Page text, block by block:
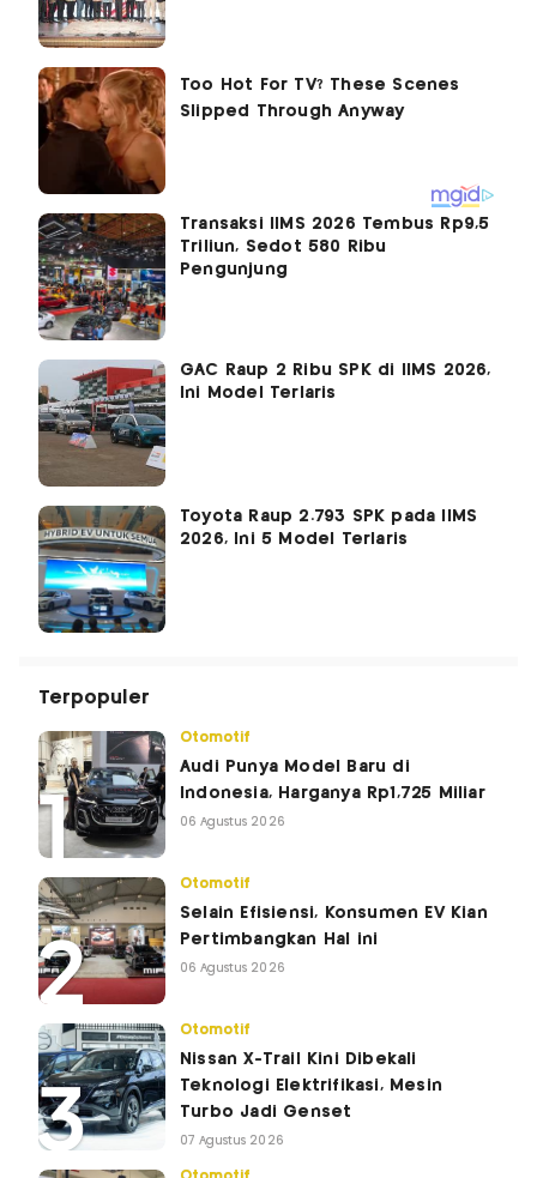
Transaksi IIMS 2026 Tembus Rp9,5
Triliun, Sedot 580 Ribu
Pengunjung
GAC Raup 2 Ribu SPK di IIMS 2026,
Ini Model Terlaris
Toyota Raup 2.793 SPK pada IIMS
2026, Ini 5 Model Terlaris
Terpopuler
Otomotif
Audi Punya Model Baru di
Indonesia, Harganya Rp1,725 Miliar
06 Agustus 2026
Otomotif
Selain Efisiensi, Konsumen EV Kian
Pertimbangkan Hal ini
06 Agustus 2026
Otomotif
Nissan X-Trail Kini Dibekali
Teknologi Elektrifikasi, Mesin
Turbo Jadi Genset
07 Agustus 2026